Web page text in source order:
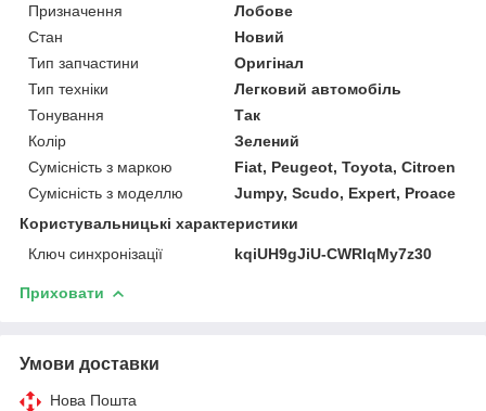
Призначення
Лобове
Стан
Новий
Тип запчастини
Оригінал
Тип техніки
Легковий автомобіль
Тонування
Так
Колір
Зелений
Сумісність з маркою
Fiat, Peugeot, Toyota, Citroen
Сумісність з моделлю
Jumpy, Scudo, Expert, Proace
Користувальницькі характеристики
Ключ синхронізації
kqiUH9gJiU-CWRIqMy7z30
Приховати
Умови доставки
Нова Пошта